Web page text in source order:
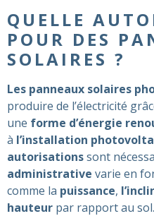
QUELLE
POUR DES
SOLAIRES ?
Les panneaux solaires
produire de l’électricité
une forme d’énergie
à l’installation
autorisationssont
administrative varie en
comme la puissance,
hauteur par rapport au sol.